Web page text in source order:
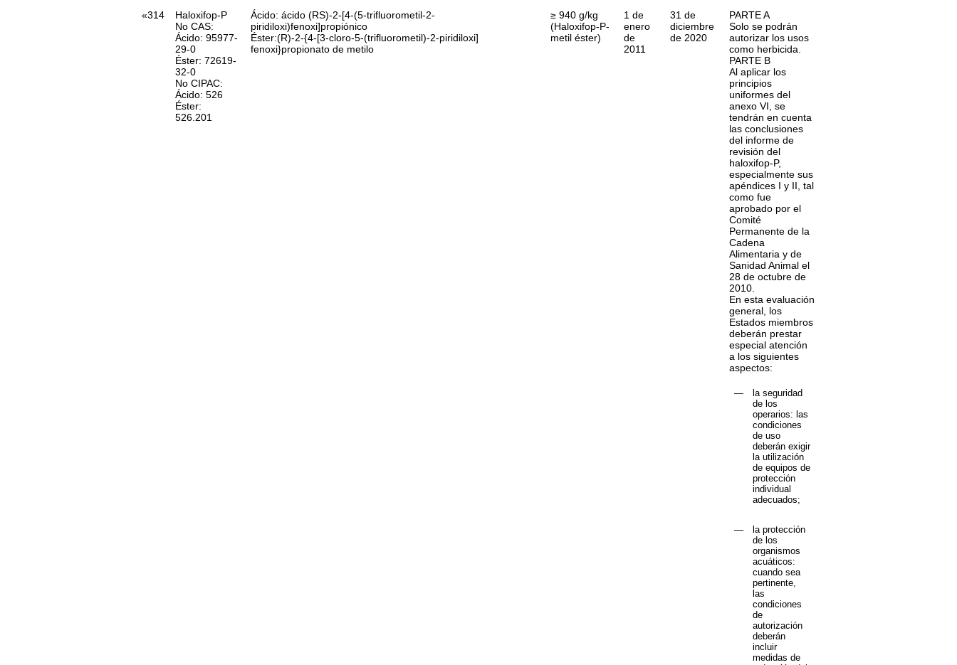
«314
Haloxifop-P
No CAS:
Ácido: 95977-
29-0
Éster: 72619-
32-0
No CIPAC:
Ácido: 526
Éster:
526.201
Ácido: ácido (RS)-2-[4-(5-trifluorometil-2-
piridiloxi)fenoxi]propiónico
Éster:(R)-2-{4-[3-cloro-5-(trifluorometil)-2-piridiloxi]
fenoxi}propionato de metilo
≥ 940 g/kg
(Haloxifop-P-
metil éster)
1 de
enero
de
2011
31 de
diciembre
de 2020
PARTE A
Solo se podrán
autorizar los usos
como herbicida.
PARTE B
Al aplicar los
principios
uniformes del
anexo VI, se
tendrán en cuenta
las conclusiones
del informe de
revisión del
haloxifop-P,
especialmente sus
apéndices I y II, tal
como fue
aprobado por el
Comité
Permanente de la
Cadena
Alimentaria y de
Sanidad Animal el
28 de octubre de
2010.
En esta evaluación
general, los
Estados miembros
deberán prestar
especial atención
a los siguientes
aspectos:
—
la seguridad
de los
operarios: las
condiciones
de uso
deberán exigir
la utilización
de equipos de
protección
individual
adecuados;
—
la protección
de los
organismos
acuáticos:
cuando sea
pertinente,
las
condiciones
de
autorización
deberán
incluir
medidas de